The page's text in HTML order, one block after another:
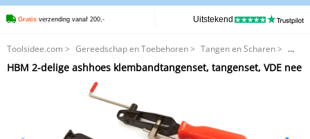
Gratis verzending vanaf 200,- Uitstekend
Toolsidee.com > Gereedschap en Toebehoren> Tangen en Scharen>
HBM 2-delige ashhoes klembandtangenset, tangenset, VDE nee
HBM 2-delige ashhoes klembandtangenset, tangenset, VDE nee